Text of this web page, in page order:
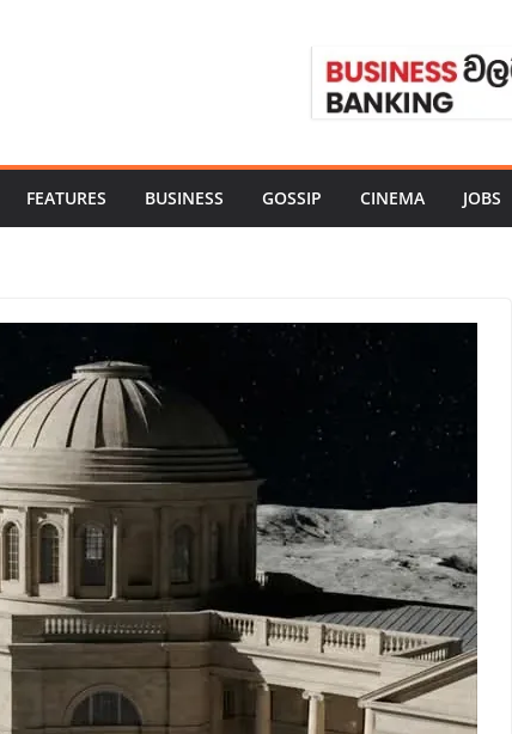
FEATURES BUSINESS GOSSIP CINEMA JOBS